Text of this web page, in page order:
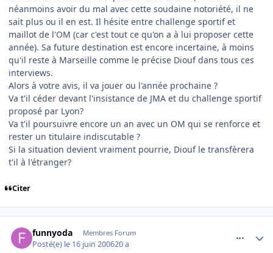
néanmoins avoir du mal avec cette soudaine notoriété, il ne
sait plus ou il en est. Il hésite entre challenge sportif et
maillot de l'OM (car c'est tout ce qu'on a à lui proposer cette
année). Sa future destination est encore incertaine, à moins
qu'il reste à Marseille comme le précise Diouf dans tous ces
interviews.
Alors à votre avis, il va jouer ou l'année prochaine ?
Va t'il céder devant l'insistance de JMA et du challenge sportif
proposé par Lyon?
Va t'il poursuivre encore un an avec un OM qui se renforce et
rester un titulaire indiscutable ?
Si la situation devient vraiment pourrie, Diouf le transfèrera
t'il à l'étranger?
Citer
funnyoda Membres Forum
Posté(e) le 16 juin 200620 a